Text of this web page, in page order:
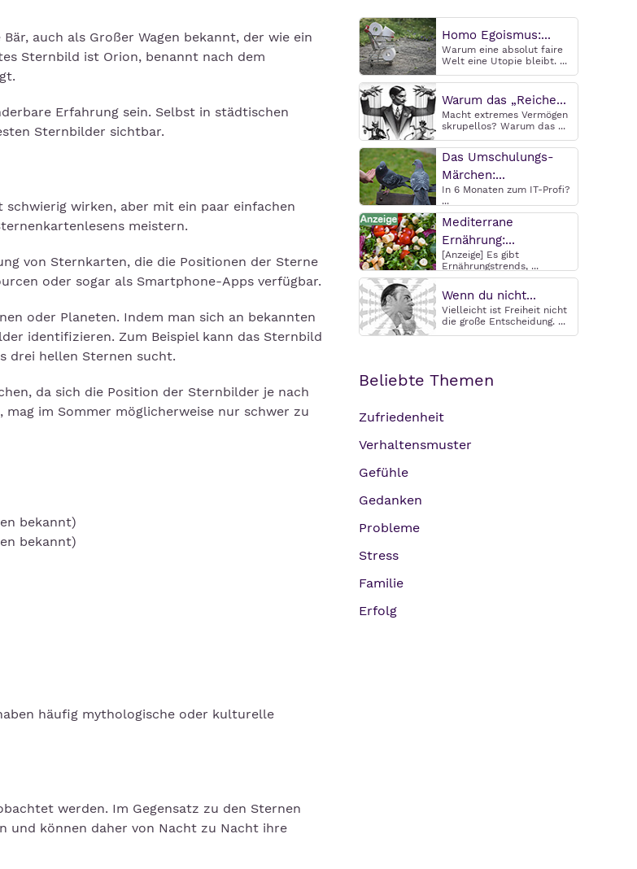
auch als Großer Wagen bekannt, der wie ein
Sternbild ist Orion, benannt nach dem
Erfahrung sein. Selbst in städtischen
Sternbilder sichtbar.
wirken, aber mit ein paar einfachen
meistern.
von Sternkarten, die die Positionen der Sterne
oder sogar als Smartphone-Apps verfügbar.
oder Planeten. Indem man sich an bekannten
identifizieren. Zum Beispiel kann das Sternbild
drei hellen Sternen sucht.
da sich die Position der Sternbilder je nach
im Sommer möglicherweise nur schwer zu
bekannt)
bekannt)
häufig mythologische oder kulturelle
werden. Im Gegensatz zu den Sternen
und können daher von Nacht zu Nacht ihre
Homo Egoismus:...
Warum eine absolut faire
Welt eine Utopie bleibt. ...
Warum das „Reiche...
Macht extremes Vermögen
skrupellos? Warum das ...
Das Umschulungs-
Märchen:...
In 6 Monaten zum IT-Profi?
...
Mediterrane
Ernährung:...
[Anzeige] Es gibt
Ernährungstrends, ...
Wenn du nicht...
Vielleicht ist Freiheit nicht
die große Entscheidung. ...
Beliebte Themen
Zufriedenheit
Verhaltensmuster
Gefühle
Gedanken
Probleme
Stress
Familie
Erfolg